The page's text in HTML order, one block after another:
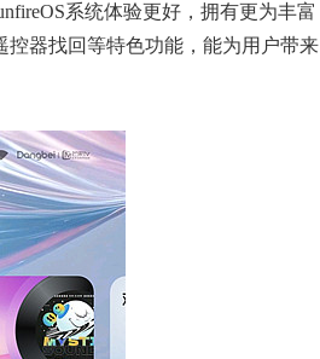
系统体验更好，拥有更为丰富
器找回等特色功能，能为用户带来